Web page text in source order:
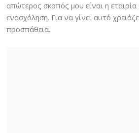
απώτερος σκοπός μου είναι η εταιρία
ενασχόληση. Για να γίνει αυτό
προσπάθεια.